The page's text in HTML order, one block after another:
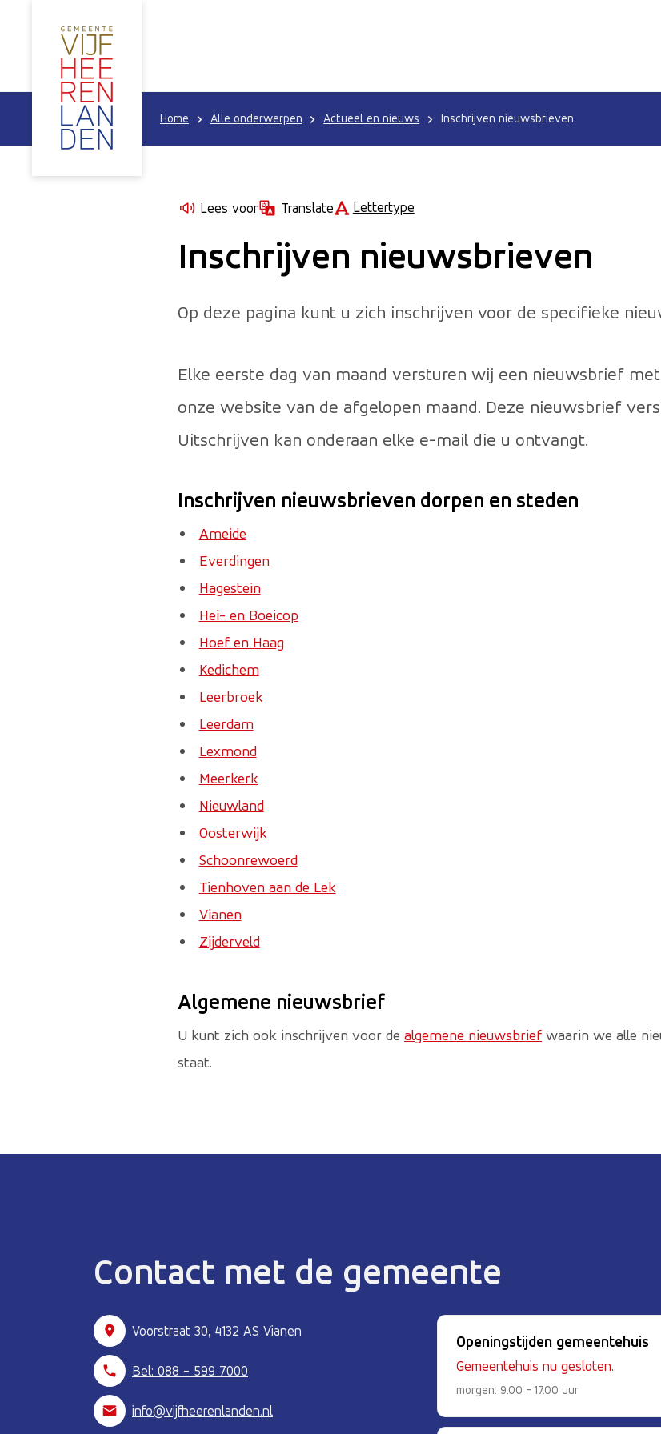
Home Alle onderwerpen Actueel en nieuws Inschrijven nieuwsbrieven
Lees voor Translate Lettertype
Inschrijven nieuwsbrieven
Op deze pagina kunt u zich inschrijven voor de specifieke
Elke eerste dag van maand versturen wij een nieuwsbrief
onze website van de afgelopen maand. Deze nieuwsbrief
Uitschrijven kan onderaan elke e-mail die u ontvangt.
Inschrijven nieuwsbrieven dorpen en steden
Ameide
Everdingen
Hagestein
Hei- en Boeicop
Hoef en Haag
Kedichem
Leerbroek
Leerdam
Lexmond
Meerkerk
Nieuwland
Oosterwijk
Schoonrewoerd
Tienhoven aan de Lek
Vianen
Zijderveld
Algemene nieuwsbrief
U kunt zich ook inschrijven voor de algemene nieuwsbrief waarin we alle
staat.
Contact met de gemeente
Voorstraat 30, 4132 AS Vianen
Bel: 088 - 599 7000
info@vijfheerenlanden.nl
Openingstijden gemeentehuis
Gemeentehuis nu gesloten.
morgen: 9.00 - 17.00 uur